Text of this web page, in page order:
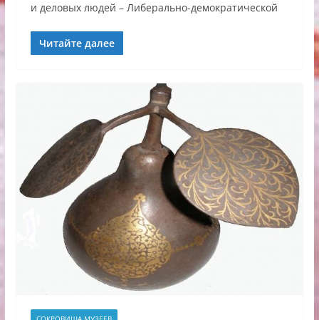
и деловых людей – Либерально-демократической
Читайте далее